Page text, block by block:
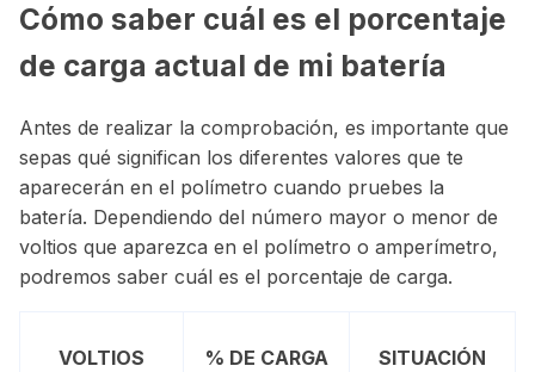
Cómo saber cuál es el porcentaje
de carga actual de mi batería
Antes de realizar la comprobación, es importante que
sepas qué significan los diferentes valores que te
aparecerán en el polímetro cuando pruebes la
batería. Dependiendo del número mayor o menor de
voltios que aparezca en el polímetro o amperímetro,
podremos saber cuál es el porcentaje de carga.
VOLTIOS % DE CARGA SITUACIÓN